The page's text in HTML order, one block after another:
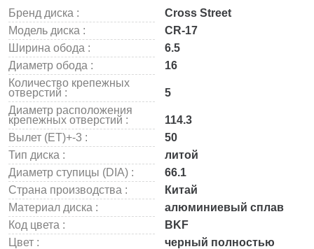
Бренд диска :
Cross Street
Модель диска :
CR-17
Ширина обода :
6.5
Диаметр обода :
16
Количество крепежных
отверстий :
5
Диаметр расположения
крепежных отверстий :
114.3
Вылет (ET)+-3 :
50
Тип диска :
литой
Диаметр ступицы (DIA) :
66.1
Страна производства :
Китай
Материал диска :
алюминиевый сплав
Код цвета :
BKF
Цвет :
черный полностью